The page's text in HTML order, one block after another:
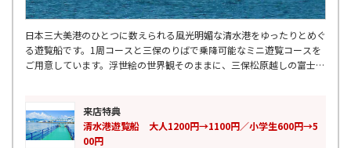
日本三大美港のひとつに数えられる風光明媚な清水港をゆったりとめぐ
る遊覧船です。1周コースと三保のりばで乗降可能なミニ遊覧コースを
ご用意しています。浮世絵の世界観そのままに、三保松原越しの富士山
来店特典
清水港遊覧船 大人1200円→1100円／小学生600円→5
00円